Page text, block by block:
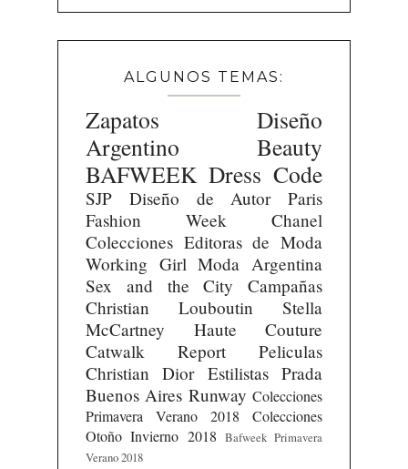
ALGUNOS TEMAS:
Zapatos
Diseño
Argentino
Beauty
BAFWEEK Dress Code
SJP Diseño de Autor
Paris
Fashion Week
Chanel
Colecciones Editoras de Moda
Working Girl Moda Argentina
Sex and the City
Campañas
Christian Louboutin
Stella
McCartney
Haute Couture
Catwalk Report
Peliculas
Christian Dior Estilistas Prada
Buenos Aires Runway Colecciones
Primavera Verano 2018
Colecciones
Otoño Invierno 2018 Bafweek Primavera
Verano 2018